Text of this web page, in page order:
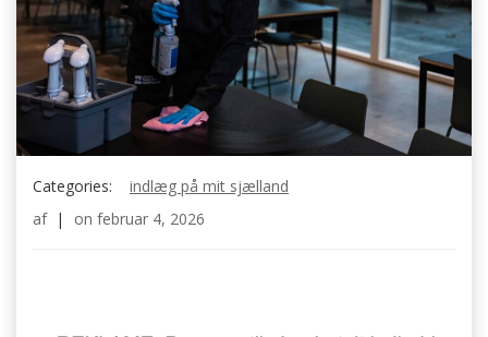
Categories:
indlæg på mit sjælland
af | on februar 4, 2026